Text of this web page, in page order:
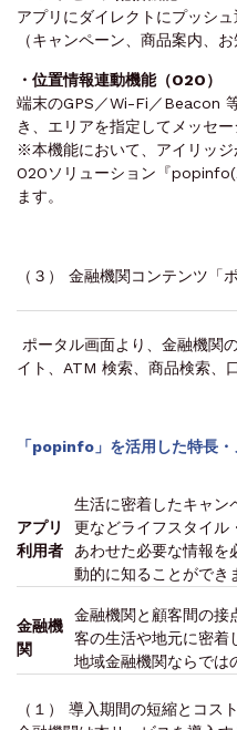
アプリにダイレクトにプッシ
（キャンペーン、商品案内、
・位置情報連動機能（O2O）
端末のGPS／Wi-Fi／Beacon
き、エリアを指定してメッセー
※本機能において、アイリッ
O2Oソリューション『
ます。
（３） 金融機関コンテンツ「
ポータル画面より、金融機関
イト、ATM 検索、商品検索、
「popinfo」を活用した特長・
アプリ
利用者
生活に密着したキャン
更などライフスタイル
あわせた必要な情報を
動的に知ることができ
金融機
関
金融機関と顧客間の接
客の生活や地元に密着
地域金融機関ならでは
（１） 導入期間の短縮とコス